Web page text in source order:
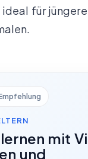
ideal für
mit
und